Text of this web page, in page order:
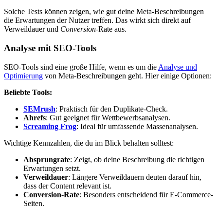
Solche Tests können zeigen, wie gut deine Meta-Beschreibungen
die Erwartungen der Nutzer treffen. Das wirkt sich direkt auf
Verweildauer und Conversion-Rate aus.
Analyse mit SEO-Tools
SEO-Tools sind eine große Hilfe, wenn es um die Analyse und
Optimierung von Meta-Beschreibungen geht. Hier einige Optionen:
Beliebte Tools:
SEMrush: Praktisch für den Duplikate-Check.
Ahrefs: Gut geeignet für Wettbewerbsanalysen.
Screaming Frog: Ideal für umfassende Massenanalysen.
Wichtige Kennzahlen, die du im Blick behalten solltest:
Absprungrate: Zeigt, ob deine Beschreibung die richtigen
Erwartungen setzt.
Verweildauer: Längere Verweildauern deuten darauf hin,
dass der Content relevant ist.
Conversion-Rate: Besonders entscheidend für E-Commerce-
Seiten.